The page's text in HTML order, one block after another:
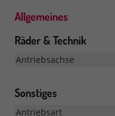
Allgemeines
Räder & Technik
Antriebsachse
Sonstiges
Antriebsart